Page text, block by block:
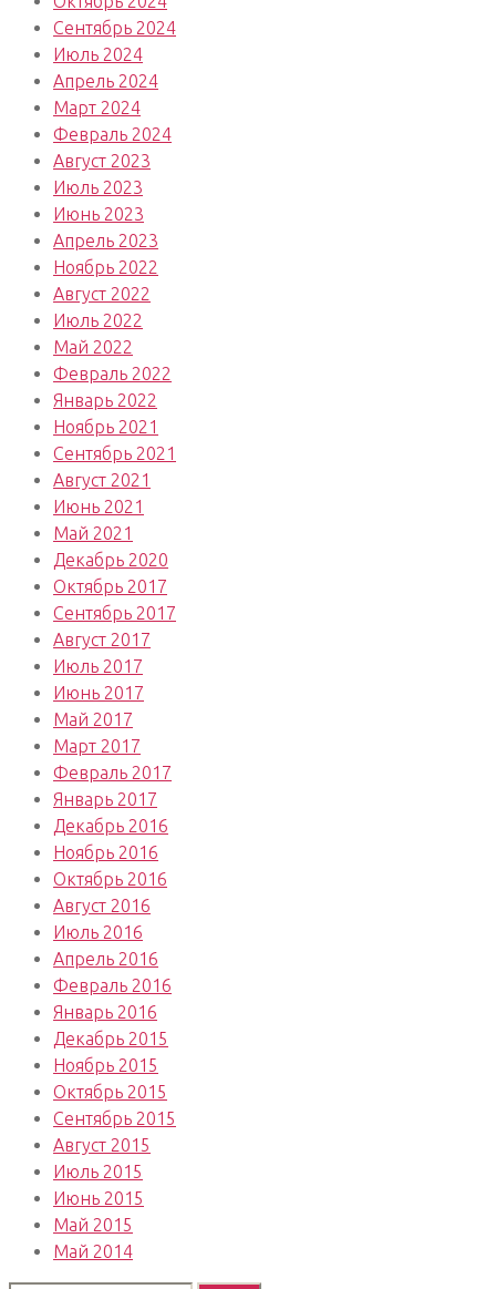
Сентябрь 2024
Июль 2024
Апрель 2024
Март 2024
Февраль 2024
Август 2023
Июль 2023
Июнь 2023
Апрель 2023
Ноябрь 2022
Август 2022
Июль 2022
Май 2022
Февраль 2022
Январь 2022
Ноябрь 2021
Сентябрь 2021
Август 2021
Июнь 2021
Май 2021
Декабрь 2020
Октябрь 2017
Сентябрь 2017
Август 2017
Июль 2017
Июнь 2017
Май 2017
Март 2017
Февраль 2017
Январь 2017
Декабрь 2016
Ноябрь 2016
Октябрь 2016
Август 2016
Июль 2016
Апрель 2016
Февраль 2016
Январь 2016
Декабрь 2015
Ноябрь 2015
Октябрь 2015
Сентябрь 2015
Август 2015
Июль 2015
Июнь 2015
Май 2015
Май 2014